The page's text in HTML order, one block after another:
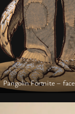
Pangolin Fortnite – face